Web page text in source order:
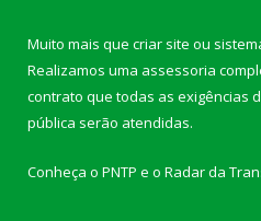
Muito mais que criar site ou
Realizamos uma assessoria
contrato que todas as exigências
pública serão atendidas.
Conheça o PNTP e o Radar da